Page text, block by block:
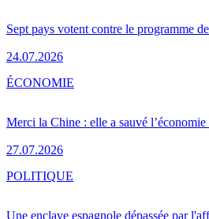
Sept pays votent contre le programme
24.07.2026
Merci la Chine : elle a sauvé
27.07.2026
ÉCONOMIE
Une enclave espagnole dépassée par
POLITIQUE